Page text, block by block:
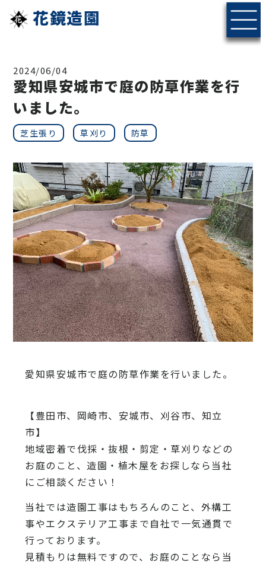
花鏡造園
2024/06/04
愛知県安城市で庭の防草作業を行
いました。
芝生張り 草刈り 防草
愛知県安城市で庭の防草作業を行いました。
【豊田市、岡崎市、安城市、刈谷市、知立
市】
地域密着で伐採・抜根・剪定・草刈りなどの
お庭のこと、造園・植木屋をお探しなら当社
にご相談ください！
当社では造園工事はもちろんのこと、外構工
事やエクステリア工事まで自社で一気通貫で
行っております。
見積もりは無料ですので、お庭のことなら当